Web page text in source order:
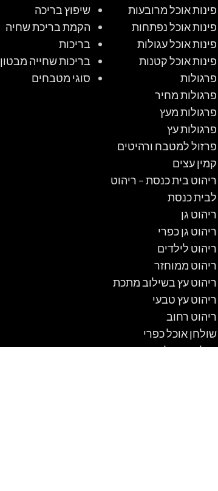
פינות אוכל מרובעות
פינות אוכל נפתחות
פינות אוכל עגולות
פינות אוכל קטנות
פרגולות
פרגולות מחיר
פרגולות מעץ
פרגולות עץ
פרזול למטבח ורהיטים
קמין עצים
ריהוט בית כנסת – ריהוט
לבית כנסת
ריהוט גן
ריהוט גן כפרי
ריהוט לילדים
ריהוט ממוחזר
ריהוט עץ בשילוב מתכת
ריהוט עץ טבעי
ריהוט רחוב
שולחן אוכל כפרי
שולחן קק"ל
שיפוץ בריכה
הקמת בריכת שחיה
בריכות
בריכות שחייה מבטון
סוגי מטבחים